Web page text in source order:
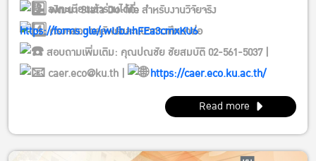
พัฒนา Stata Do-file สำหรับงานวิจัยจริง
ตรวจสอบผลลัพธ์และแนวทางศึกษาต่อ
ลงทะเบียนเข้าร่วมได้ที่:
https://forms.gle/jwUbJihFEa3cmxKU6
สอบถามเพิ่มเติม: คุณปณชัย ชัยสมบัติ 02-561-5037 |
caer.eco@ku.th |
https://caer.eco.ku.ac.th/
Read more